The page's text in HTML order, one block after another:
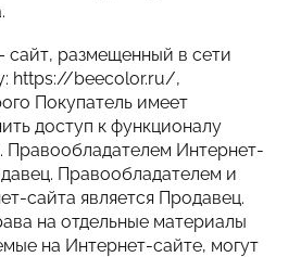
сайт, размещенный в сети
https://beecolor.ru/,
Покупатель имеет
доступ к функционалу
Правообладателем Интернет-
Правообладателем и
сайта является Продавец.
на отдельные материалы
на Интернет-сайте, могут